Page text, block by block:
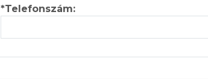
*Telefonszám: